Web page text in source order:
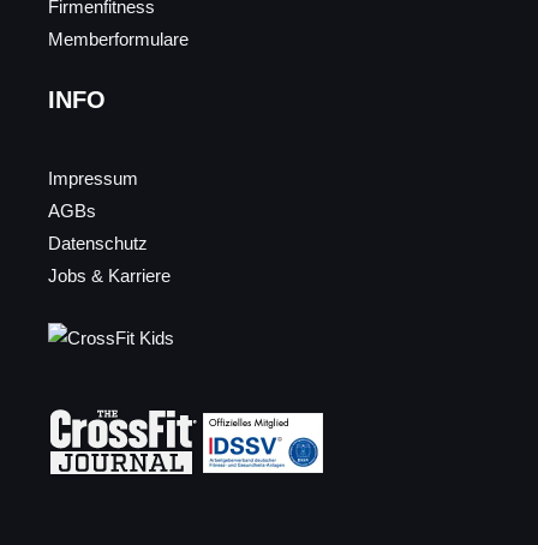
Firmenfitness
Memberformulare
INFO
Impressum
AGBs
Datenschutz
Jobs & Karriere